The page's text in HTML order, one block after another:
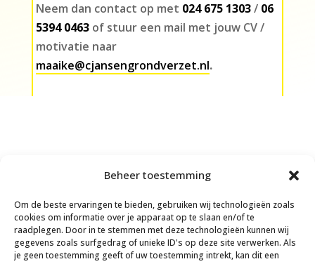
Beheer toestemming
Om de beste ervaringen te bieden, gebruiken wij technologieën zoals
cookies om informatie over je apparaat op te slaan en/of te
raadplegen. Door in te stemmen met deze technologieën kunnen wij
gegevens zoals surfgedrag of unieke ID's op deze site verwerken. Als
je geen toestemming geeft of uw toestemming intrekt, kan dit een
Neem dan contact op met 024 675 1303/ 06
5394 0463 of stuur een mail met jouw CV /
motivatie naar
maaike@cjansengrondverzet.nl.